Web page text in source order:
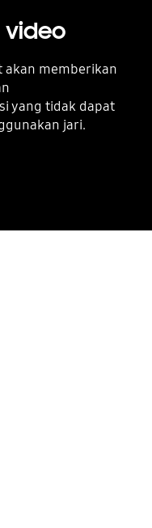
video
akan memberikan
yang tidak dapat
jari.